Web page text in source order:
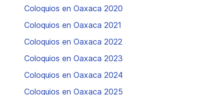
Coloquios en Oaxaca 2020
Coloquios en Oaxaca 2021
Coloquios en Oaxaca 2022
Coloquios en Oaxaca 2023
Coloquios en Oaxaca 2024
Coloquios en Oaxaca 2025